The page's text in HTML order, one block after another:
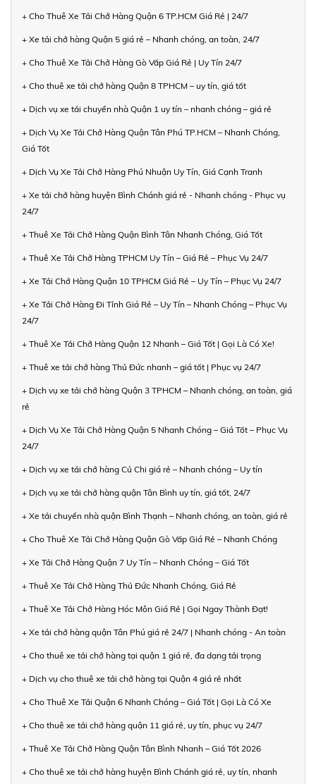
+ Cho Thuê Xe Tải Chở Hàng Quận 6 TP.HCM Giá Rẻ | 24/7
+ Xe tải chở hàng Quận 5 giá rẻ – Nhanh chóng, an toàn, 24/7
+ Cho Thuê Xe Tải Chở Hàng Gò Vấp Giá Rẻ | Uy Tín 24/7
+ Cho thuê xe tải chở hàng Quận 8 TPHCM – uy tín, giá tốt
+ Dịch vụ xe tải chuyển nhà Quận 1 uy tín – nhanh chóng – giá rẻ
+ Dịch Vụ Xe Tải Chở Hàng Quận Tân Phú TP.HCM – Nhanh Chóng,
Giá Tốt
+ Dịch Vụ Xe Tải Chở Hàng Phú Nhuận Uy Tín, Giá Cạnh Tranh
+ Xe tải chở hàng huyện Bình Chánh giá rẻ - Nhanh chóng - Phục vụ
24/7
+ Thuê Xe Tải Chở Hàng Quận Bình Tân Nhanh Chóng, Giá Tốt
+ Thuê Xe Tải Chở Hàng TPHCM Uy Tín – Giá Rẻ – Phục Vụ 24/7
+ Xe Tải Chở Hàng Quận 10 TPHCM Giá Rẻ – Uy Tín – Phục Vụ 24/7
+ Xe Tải Chở Hàng Đi Tỉnh Giá Rẻ – Uy Tín – Nhanh Chóng – Phục Vụ
24/7
+ Thuê Xe Tải Chở Hàng Quận 12 Nhanh – Giá Tốt | Gọi Là Có Xe!
+ Thuê xe tải chở hàng Thủ Đức nhanh – giá tốt | Phục vụ 24/7
+ Dịch vụ xe tải chở hàng Quận 3 TPHCM – Nhanh chóng, an toàn, giá
rẻ
+ Dịch Vụ Xe Tải Chở Hàng Quận 5 Nhanh Chóng – Giá Tốt – Phục Vụ
24/7
+ Dịch vụ xe tải chở hàng Củ Chi giá rẻ – Nhanh chóng – Uy tín
+ Dịch vụ xe tải chở hàng quận Tân Bình uy tín, giá tốt, 24/7
+ Xe tải chuyển nhà quận Bình Thạnh – Nhanh chóng, an toàn, giá rẻ
+ Cho Thuê Xe Tải Chở Hàng Quận Gò Vấp Giá Rẻ – Nhanh Chóng
+ Xe Tải Chở Hàng Quận 7 Uy Tín – Nhanh Chóng – Giá Tốt
+ Thuê Xe Tải Chở Hàng Thủ Đức Nhanh Chóng, Giá Rẻ
+ Thuê Xe Tải Chở Hàng Hóc Môn Giá Rẻ | Gọi Ngay Thành Đạt!
+ Xe tải chở hàng quận Tân Phú giá rẻ 24/7 | Nhanh chóng - An toàn
+ Cho thuê xe tải chở hàng tại quận 1 giá rẻ, đa dạng tải trọng
+ Dịch vụ cho thuê xe tải chở hàng tại Quận 4 giá rẻ nhất
+ Cho Thuê Xe Tải Quận 6 Nhanh Chóng – Giá Tốt | Gọi Là Có Xe
+ Cho thuê xe tải chở hàng quận 11 giá rẻ, uy tín, phục vụ 24/7
+ Thuê Xe Tải Chở Hàng Quận Tân Bình Nhanh – Giá Tốt 2026
+ Cho thuê xe tải chở hàng huyện Bình Chánh giá rẻ, uy tín, nhanh